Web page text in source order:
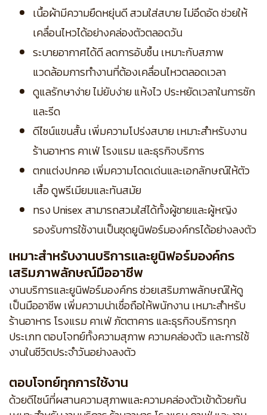
เนื้อผ้ามีความยืดหยุ่นดี สวมใส่สบาย ไม่อึดอัด ช่วยให้
เคลื่อนไหวได้อย่างคล่องตัวตลอดวัน
ระบายอากาศได้ดี ลดการอับชื้น เหมาะกับสภาพ
แวดล้อมการทำงานที่ต้องเคลื่อนไหวตลอดเวลา
ดูแลรักษาง่าย ไม่ยับง่าย แห้งไว ประหยัดเวลาในการซัก
และรีด
ดีไซน์แขนสั้น เพิ่มความโปร่งสบาย เหมาะสำหรับงาน
ร้านอาหาร คาเฟ่ โรงแรม และธุรกิจบริการ
ตกแต่งปกคอ เพิ่มความโดดเด่นและเอกลักษณ์ให้ตัว
เสื้อ ดูพรีเมียมและทันสมัย
ทรง Unisex สามารถสวมใส่ได้ทั้งผู้ชายและผู้หญิง
รองรับการใช้งานเป็นชุดยูนิฟอร์มองค์กรได้อย่างลงตัว
เหมาะสำหรับงานบริการและยูนิฟอร์มองค์กร
เสริมภาพลักษณ์มืออาชีพ
งานบริการและยูนิฟอร์มองค์กร ช่วยเสริมภาพลักษณ์ให้ดู
เป็นมืออาชีพ เพิ่มความน่าเชื่อถือให้พนักงาน เหมาะสำหรับ
ร้านอาหาร โรงแรม คาเฟ่ ภัตตาคาร และธุรกิจบริการทุก
ประเภท ตอบโจทย์ทั้งความสุภาพ ความคล่องตัว และการใช้
งานในชีวิตประจำวันอย่างลงตัว
ตอบโจทย์ทุกการใช้งาน
ด้วยดีไซน์ที่ผสานความสุภาพและความคล่องตัวเข้าด้วยกัน